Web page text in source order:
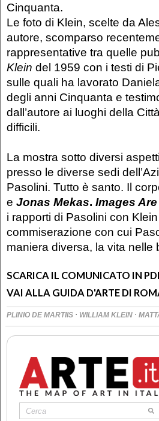
Cinquanta.
Le foto di Klein, scelte da
autore, scomparso
rappresentative tra quelle
Klein del 1959 con i testi di
sulle quali ha lavorato
degli anni Cinquanta e
dall’autore ai luoghi della
difficili.
La mostra sotto diversi
presso le diverse sedi
Pasolini. Tutto è santo. Il
e Jonas Mekas. Images
i rapporti di Pasolini con
commiserazione con cui
maniera diversa, la vita nelle
SCARICA IL COMUNICATO IN
VAI ALLA GUIDA D'ARTE DI
PLINIO DE MARTIIS · WILLIAM KLEIN ·